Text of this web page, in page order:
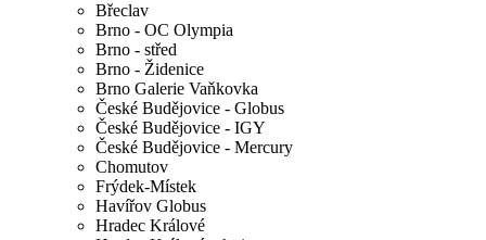
Břeclav
Brno - OC Olympia
Brno - střed
Brno - Židenice
Brno Galerie Vaňkovka
České Budějovice - Globus
České Budějovice - IGY
České Budějovice - Mercury
Chomutov
Frýdek-Místek
Havířov Globus
Hradec Králové